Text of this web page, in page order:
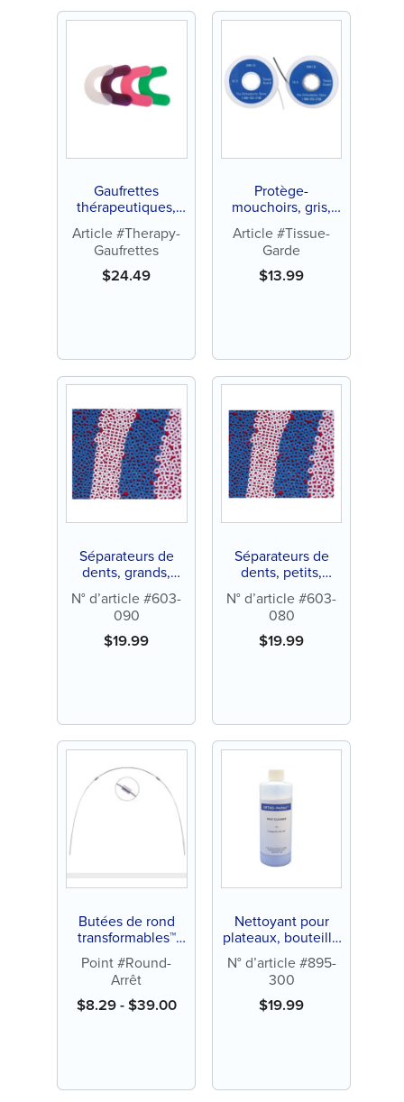
Gaufrettes
thérapeutiques,
Article #Therapy-
Gaufrettes
$24.49
Protège-
mouchoirs, gris,
(chacun)
Article #Tissue-
Garde
$13.99
Séparateurs de
dents, grands,
diamètre extérieur,
sans latex (1000 ct)
N° d’article #603-
090
$19.99
Séparateurs de
dents, petits,
diamètre extérieur,
sans latex (1000 ct)
N° d’article #603-
080
$19.99
Butées de rond
transformables™
(25 ct)
Point #Round-
Arrêt
$8.29-$39.00
Nettoyant pour
plateaux, bouteille
de 1 lb (chacun)
N° d’article #895-
300
$19.99